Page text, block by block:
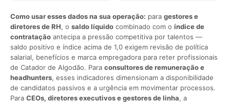
Como usar esses dados na sua operação: para gestores e
diretores de RH, o saldo líquido combinado com o índice de
contratação antecipa a pressão competitiva por talentos —
saldo positivo e índice acima de 1,0 exigem revisão de política
salarial, benefícios e marca empregadora para reter profissionais
de Catador de Algodão. Para consultores de remuneração e
headhunters, esses indicadores dimensionam a disponibilidade
de candidatos passivos e a urgência em movimentar processos.
Para CEOs, diretores executivos e gestores de linha, a